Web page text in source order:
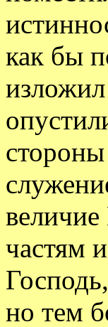
как бы
частям
но тем